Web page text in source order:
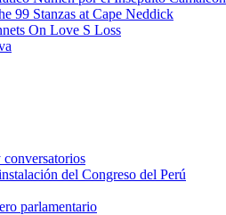
99 Stanzas at Cape Neddick
On Love S Loss
del Congreso del Perú
parlamentario